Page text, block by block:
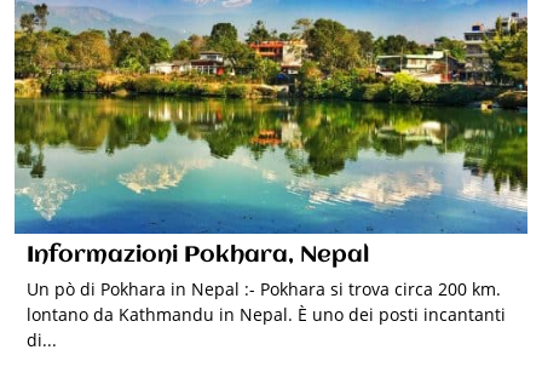
Informazioni Pokhara, Nepal
Un pò di Pokhara in Nepal :- Pokhara si trova circa 200 km.
lontano da Kathmandu in Nepal. È uno dei posti incantanti
di...